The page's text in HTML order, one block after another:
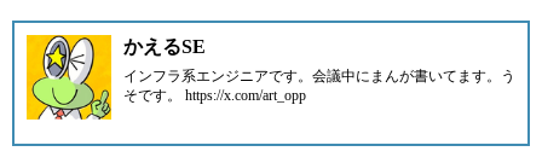
かえるSE
インフラ系エンジニアです。会議中にまんが書いてます。う
そです。 https://x.com/art_opp